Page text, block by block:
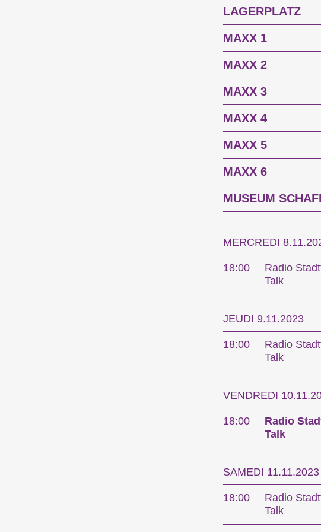
LAGERPLATZ
MAXX 1
MAXX 2
MAXX 3
MAXX 4
MAXX 5
MAXX 6
MUSEUM
MERCREDI
18:00
Radio
Talk
JEUDI 9.11.2023
18:00
Radio
Talk
VENDREDI
18:00
Radio
Talk
SAMEDI 11.11.2023
18:00
Radio
Talk
Les
métrages en
Programme de
Compétitions